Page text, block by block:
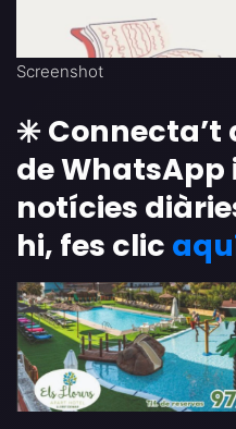
Screenshot
✳️ Connecta’t
de WhatsApp
notícies
hi, fes clic